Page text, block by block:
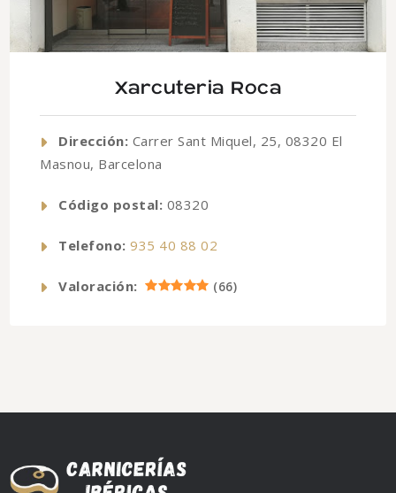
Xarcuteria Roca
Dirección: Carrer Sant Miquel, 25, 08320 El
Masnou, Barcelona
Código postal: 08320
Telefono: 935 40 88 02
Valoración: (66)